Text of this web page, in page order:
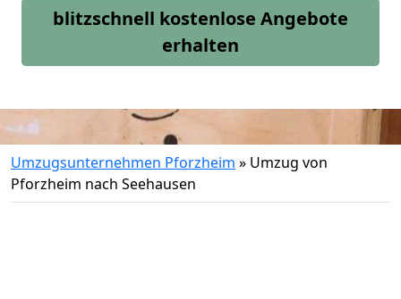
blitzschnell kostenlose Angebote
erhalten
Umzugsunternehmen Pforzheim » Umzug von
Pforzheim nach Seehausen